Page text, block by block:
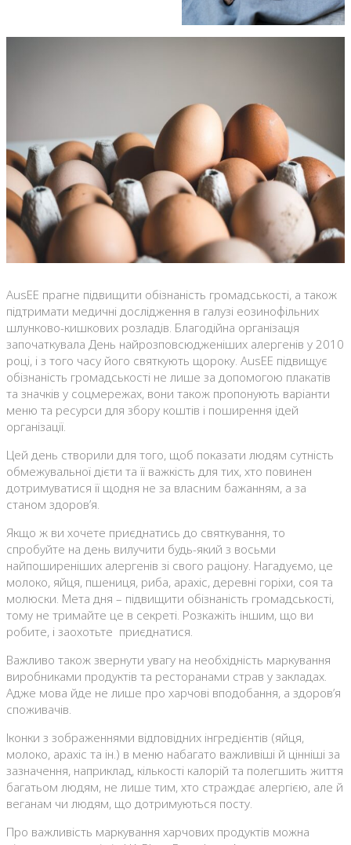
AusEE прагне підвищити обізнаність громадськості, а також
підтримати медичні дослідження в галузі еозинофільних
шлунково-кишкових розладів. Благодійна організація
започаткувала День найрозповсюдженіших алергенів у 2010
році, і з того часу його святкують щороку. AusEE підвищує
обізнаність громадськості не лише за допомогою плакатів
та значків у соцмережах, вони також пропонують варіанти
меню та ресурси для збору коштів і поширення ідей
організації.
Цей день створили для того, щоб показати людям сутність
обмежувальної дієти та її важкість для тих, хто повинен
дотримуватися її щодня не за власним бажанням, а за
станом здоров’я.
Якщо ж ви хочете приєднатись до святкування, то
спробуйте на день вилучити будь-який з восьми
найпоширеніших алергенів зі свого раціону. Нагадуємо, це
молоко, яйця, пшениця, риба, арахіс, деревні горіхи, соя та
молюски. Мета дня – підвищити обізнаність громадськості,
тому не тримайте це в секреті. Розкажіть іншим, що ви
робите, і заохотьте приєднатися.
Важливо також звернути увагу на необхідність маркування
виробниками продуктів та ресторанами страв у закладах.
Адже мова йде не лише про харчові вподобання, а здоров’я
споживачів.
Іконки з зображеннями відповідних інгредієнтів (яйця,
молоко, арахіс та ін.) в меню набагато важливіші й цінніші за
зазначення, наприклад, кількості калорій та полегшить життя
багатьом людям, не лише тим, хто страждає алергією, але й
веганам чи людям, що дотримуються посту.
Про важливість маркування харчових продуктів можна